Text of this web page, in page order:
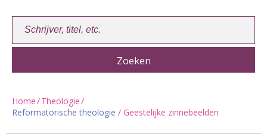
Winkelwagen:
Home/Theologie/
Reformatorische theologie / Geestelijke zinnebeelden